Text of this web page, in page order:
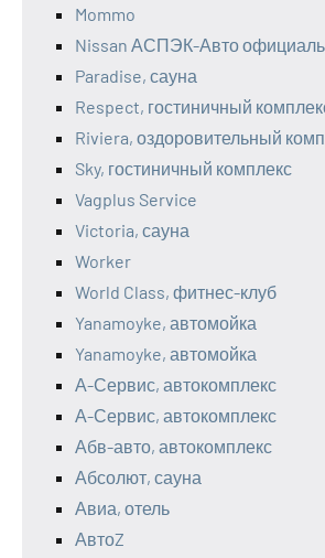
Mommo
Nissan АСПЭК-Авто
Paradise, сауна
Respect, гостиничный
Riviera, оздоровительный
Sky, гостиничный комплекс
Vagplus Service
Victoria, сауна
Worker
World Class, фитнес-клуб
Yanamoyke, автомойка
Yanamoyke, автомойка
А-Сервис, автокомплекс
А-Сервис, автокомплекс
Абв-авто, автокомплекс
Абсолют, сауна
Авиа, отель
АвтоZ